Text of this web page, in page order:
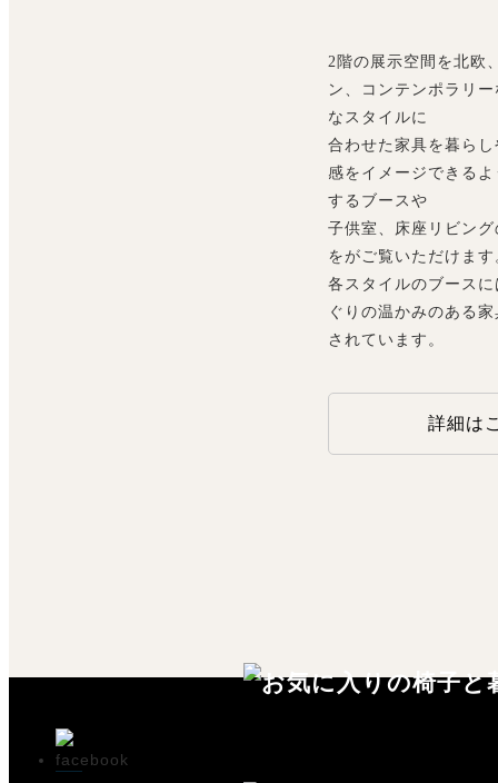
2階の展示空間を北欧
ン、コンテンポラリ
なスタイルに
合わせた家具を暮ら
感をイメージできる
するブースや
子供室、床座リビン
をがご覧いただけます
各スタイルのブース
ぐりの温かみのある
されています。
詳細は